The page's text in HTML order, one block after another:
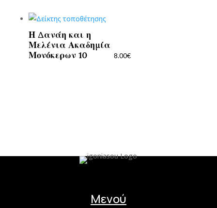
Η Δανάη και η
Μελένια Ακαδημία
Μονόκερων 10
8.00€
Μενού